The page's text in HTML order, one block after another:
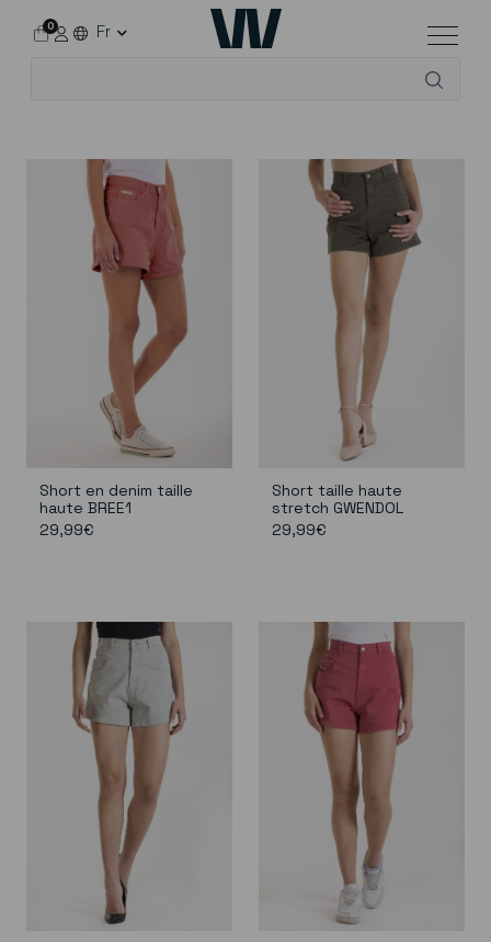
Fr
0
Short en denim taille
haute BREE1
29,99€
Short taille haute
stretch GWENDOL
29,99€